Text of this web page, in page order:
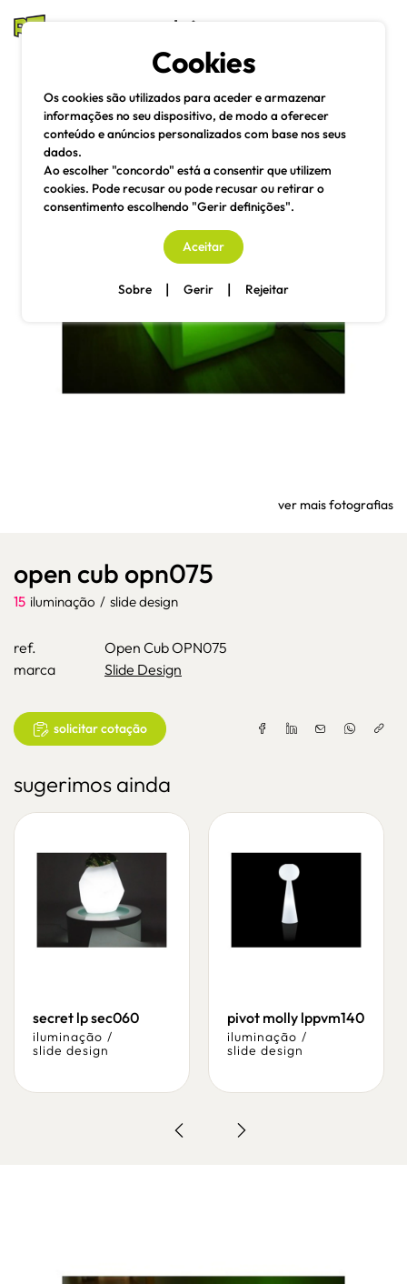
mesas e cadeiras
Pesquisa
ver mais fotografias
open cub opn075
15 iluminação / slide design
ref.
Open Cub OPN075
marca
Slide Design
solicitar cotação
sugerimos ainda
secret lp sec060
iluminação /
slide design
pivot molly lppvm140
iluminação /
slide design
Cookies
Os cookies são utilizados para aceder e armazenar
informações no seu dispositivo, de modo a oferecer
conteúdo e anúncios personalizados com base nos seus
dados.
Ao escolher "concordo" está a consentir que utilizem
cookies. Pode recusar ou pode recusar ou retirar o
consentimento escolhendo "Gerir definições".
Aceitar
Sobre | Gerir | Rejeitar